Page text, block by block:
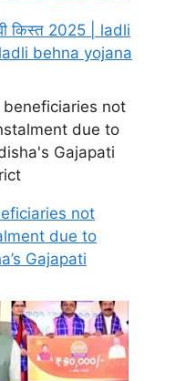
किस्त 2025 | ladli
behna yojana
not
due to
Gajapati